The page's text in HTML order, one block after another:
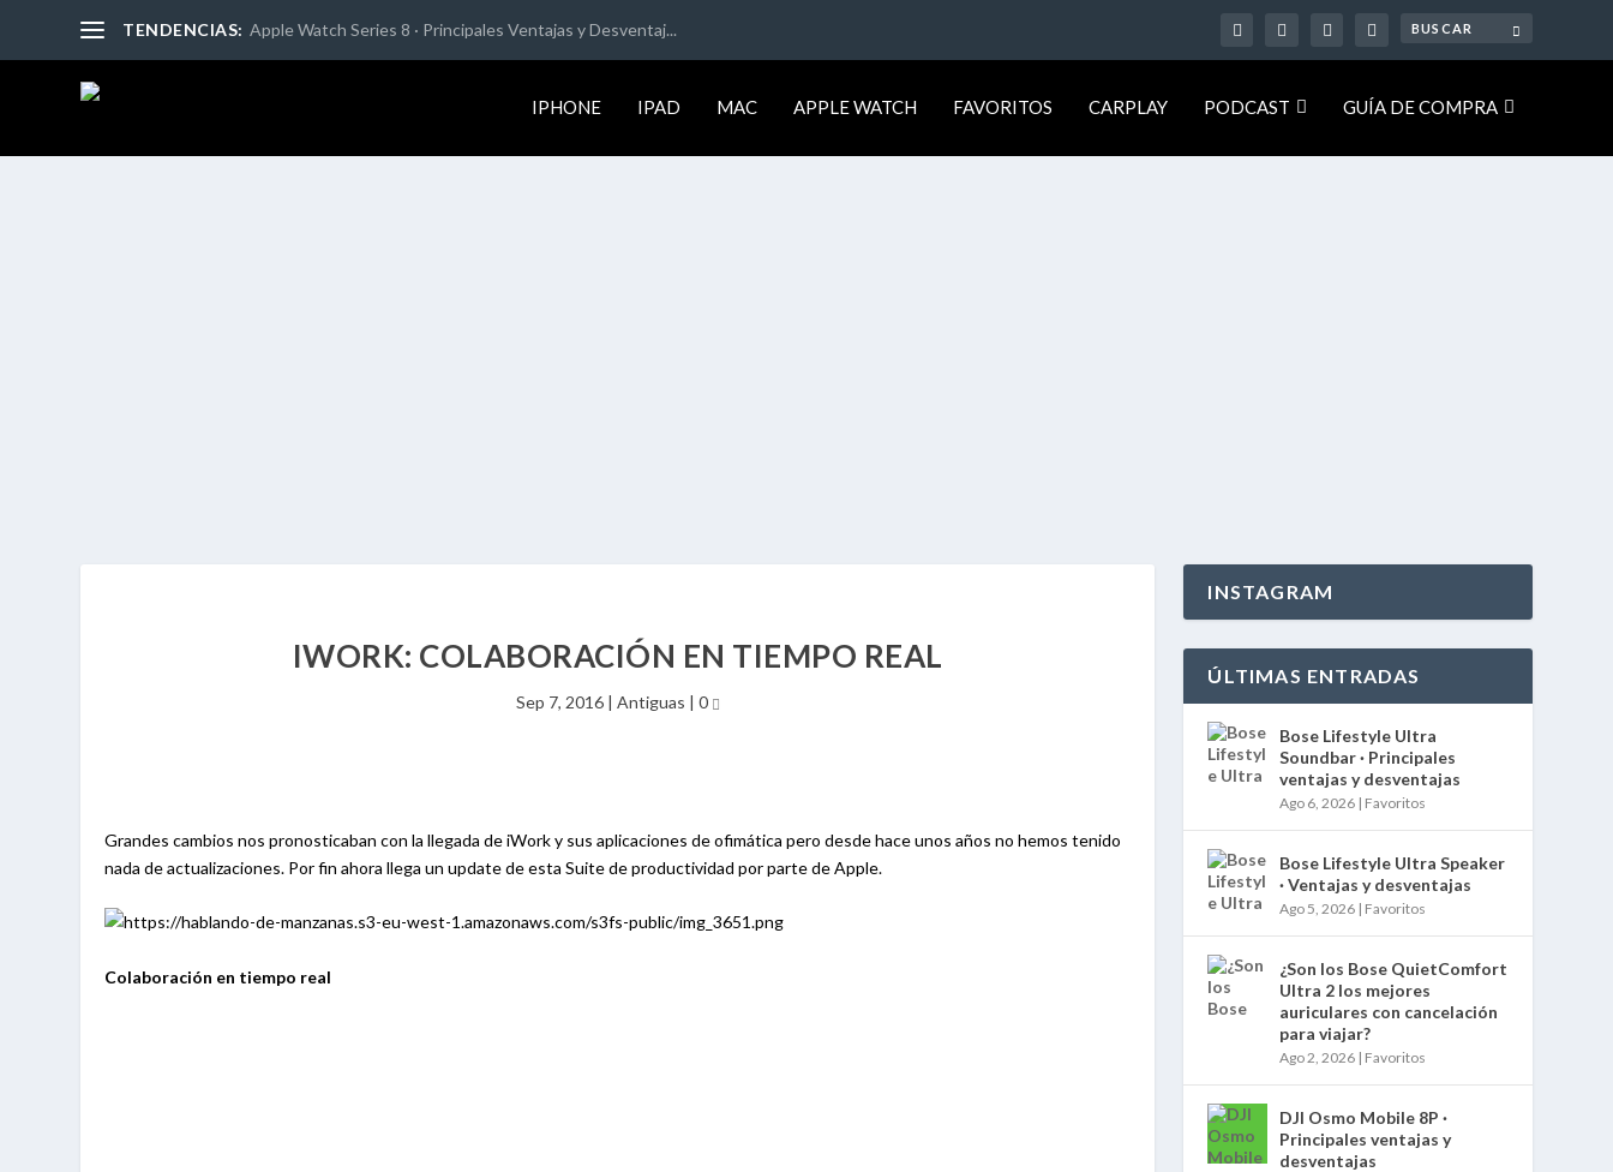
TENDENCIAS: Apple Watch Series 8 · Principales Ventajas y Desventaj...
IPHONE IPAD MAC APPLE WATCH FAVORITOS CARPLAY PODCAST GUÍA DE COMPRA
IWORK: COLABORACIÓN EN TIEMPO REAL
Sep 7, 2016| Antiguas | 0
Grandes cambios nos pronosticaban con la llegada de iWork y sus aplicaciones de ofimática pero desde hace unos años no hemos tenido
nada de actualizaciones. Por fin ahora llega un update de esta Suite de productividad por parte de Apple.
Colaboración en tiempo real
INSTAGRAM
ÚLTIMAS ENTRADAS
Bose Lifestyle Ultra
Soundbar · Principales
ventajas y desventajas
Ago 6, 2026 | Favoritos
Bose Lifestyle Ultra Speaker
· Ventajas y desventajas
Ago 5, 2026 | Favoritos
¿Son los Bose QuietComfort
Ultra 2 los mejores
auriculares con cancelación
para viajar?
Ago 2, 2026 | Favoritos
DJI Osmo Mobile 8P ·
Principales ventajas y
desventajas